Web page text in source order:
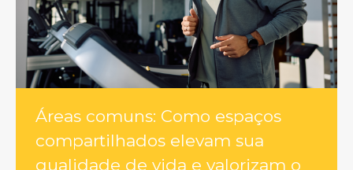
Áreas comuns: Como espaços
compartilhados elevam sua
qualidade de vida e valorizam o